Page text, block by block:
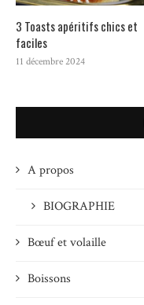
3 Toasts apéritifs chics et
faciles
11 décembre 2024
A propos
BIOGRAPHIE
Bœuf et volaille
Boissons